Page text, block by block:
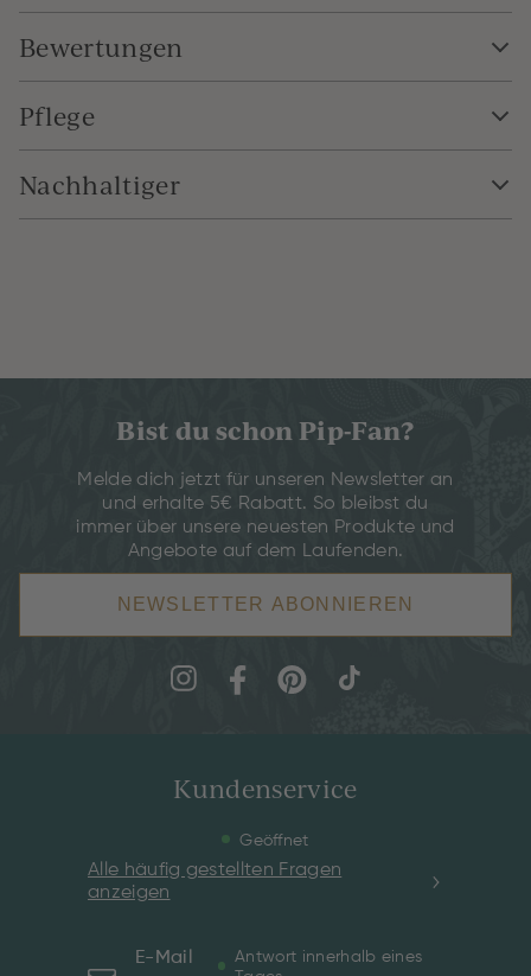
Bewertungen
Pflege
Nachhaltiger
Bist du schon Pip-Fan?
Melde dich jetzt für unseren Newsletter an
und erhalte 5€ Rabatt. So bleibst du
immer über unsere neuesten Produkte und
Angebote auf dem Laufenden.
NEWSLETTER ABONNIEREN
Kundenservice
Geöffnet
Alle häufig gestellten Fragen
anzeigen
E-Mail
Antwort innerhalb eines